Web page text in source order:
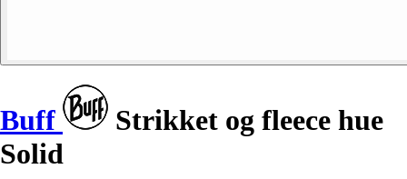
Buff
Strikket og fleece hue
Solid